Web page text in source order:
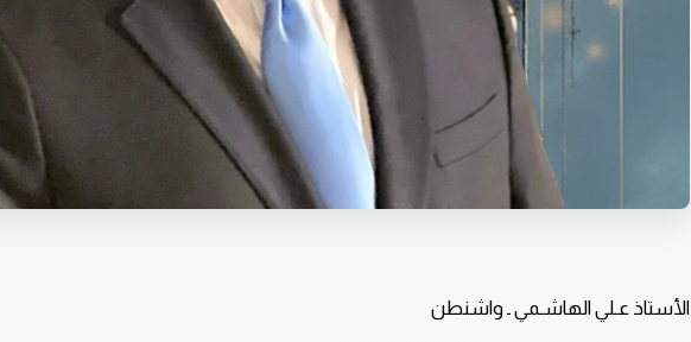
الأستاذ عـلي الهاشـمي ـ واشنطن